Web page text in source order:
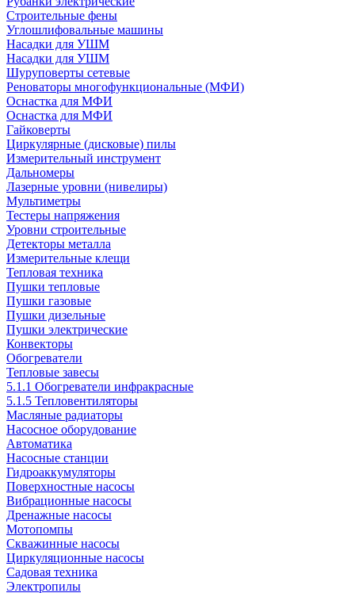
Строительные фены
Углошлифовальные машины
Насадки для УШМ
Насадки для УШМ
Шуруповерты сетевые
Реноваторы многофункциональные (МФИ)
Оснастка для МФИ
Оснастка для МФИ
Гайковерты
Циркулярные (дисковые) пилы
Измерительный инструмент
Дальномеры
Лазерные уровни (нивелиры)
Мультиметры
Тестеры напряжения
Уровни строительные
Детекторы металла
Измерительные клещи
Тепловая техника
Пушки тепловые
Пушки газовые
Пушки дизельные
Пушки электрические
Конвекторы
Обогреватели
Тепловые завесы
5.1.1 Обогреватели инфракрасные
5.1.5 Тепловентиляторы
Масляные радиаторы
Насосное оборудование
Автоматика
Насосные станции
Гидроаккумуляторы
Поверхностные насосы
Вибрационные насосы
Дренажные насосы
Мотопомпы
Скважинные насосы
Циркуляционные насосы
Садовая техника
Электропилы